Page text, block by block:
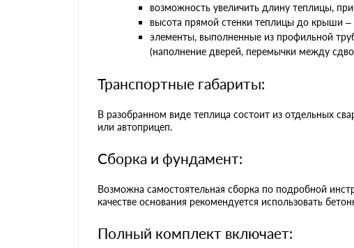
возможность увеличить длину теплицы,
высота прямой стенки теплицы до крыши –
элементы, выполненные из профильной
(наполнение дверей, перемычки между
Транспортные габариты:
В разобранном виде теплица состоит из отдельных
или автоприцеп.
Сборка и фундамент:
Возможна самостоятельная сборка по подробной
качестве основания рекомендуется использовать
Полный комплект включает: